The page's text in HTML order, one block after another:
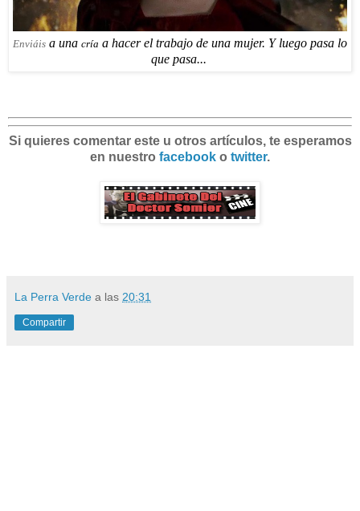
Enviáis a una cría a hacer el trabajo de una mujer. Y luego pasa lo
que pasa...
Si quieres comentar este u otros artículos, te esperamos
en nuestro facebook o twitter.
La Perra Verde a las 20:31
Compartir